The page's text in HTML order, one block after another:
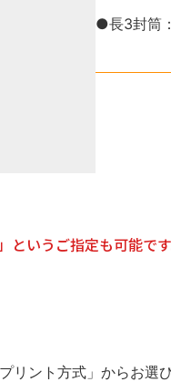
●長3封筒
いうご指定も可能です
ント方式」からお選び